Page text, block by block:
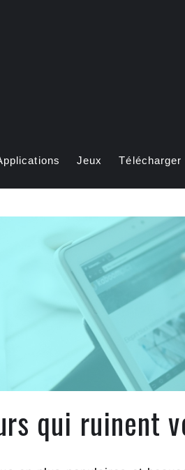
Jeux Télécharger
qui ruinent